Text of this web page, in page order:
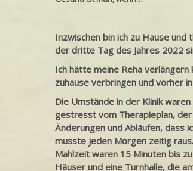
Inzwischen bin ich zu Hause
der dritte Tag des Jahres
Ich hätte meine Reha verlängern
zuhause verbringen und vorher
Die Umstände in der Klinik
gestresst vom Therapieplan,
Änderungen und Abläufen, dass
musste jeden Morgen zeitig
Mahlzeit waren 15 Minuten bis
Häuser und eine Turnhalle, die